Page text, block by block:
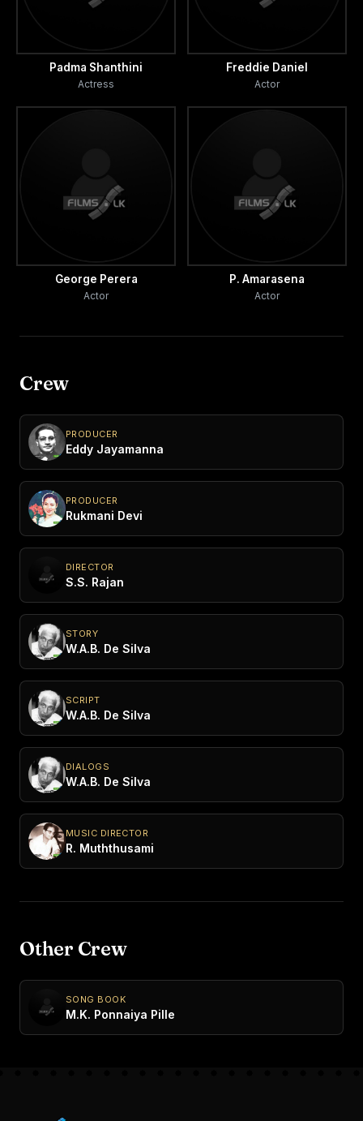
Padma Shanthini
Actress
Freddie Daniel
Actor
George Perera
Actor
P. Amarasena
Actor
Crew
PRODUCER
Eddy Jayamanna
PRODUCER
Rukmani Devi
DIRECTOR
S.S. Rajan
STORY
W.A.B. De Silva
SCRIPT
W.A.B. De Silva
DIALOGS
W.A.B. De Silva
MUSIC DIRECTOR
R. Muththusami
Other Crew
SONG BOOK
M.K. Ponnaiya Pille